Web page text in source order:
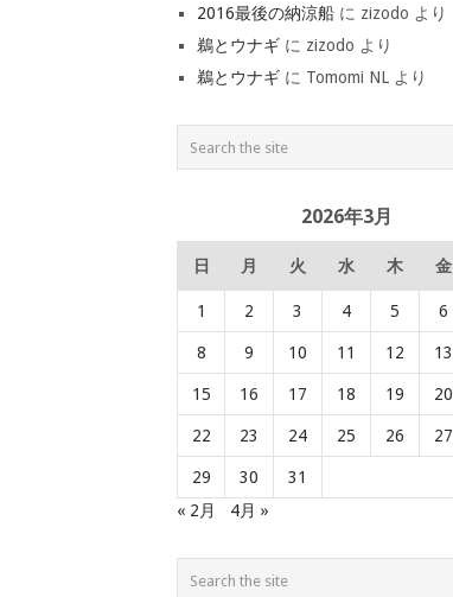
2016最後の納涼船 に zizodo より
鵜とウナギ に zizodo より
鵜とウナギ に Tomomi NL より
2026年3月
日 月 火 水 木 金
1 2 3 4 5 6
8 9 10 11 12 13
15 16 17 18 19 20
22 23 24 25 26 27
29 30
31
« 2月
4月 »